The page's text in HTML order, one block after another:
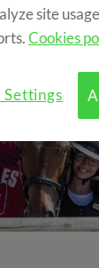
site
Cookies
Settings